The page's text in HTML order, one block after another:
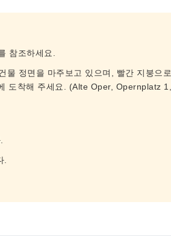
참조하세요.
물 정면을 마주보고 있으며, 빨간 지붕으로
도착해 주세요. (Alte Oper, Opernplatz 1,
.